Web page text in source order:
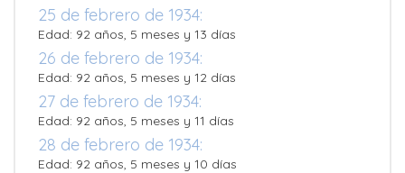
25 de febrero de 1934:
Edad: 92 años, 5 meses y 13 días
26 de febrero de 1934:
Edad: 92 años, 5 meses y 12 días
27 de febrero de 1934:
Edad: 92 años, 5 meses y 11 días
28 de febrero de 1934:
Edad: 92 años, 5 meses y 10 días